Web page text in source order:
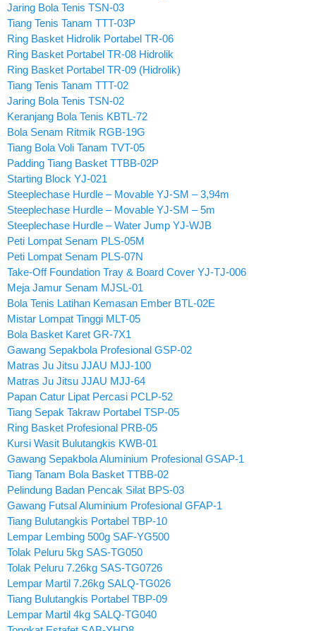
Jaring Bola Tenis TSN-03
Tiang Tenis Tanam TTT-03P
Ring Basket Hidrolik Portabel TR-06
Ring Basket Portabel TR-08 Hidrolik
Ring Basket Portabel TR-09 (Hidrolik)
Tiang Tenis Tanam TTT-02
Jaring Bola Tenis TSN-02
Keranjang Bola Tenis KBTL-72
Bola Senam Ritmik RGB-19G
Tiang Bola Voli Tanam TVT-05
Padding Tiang Basket TTBB-02P
Starting Block YJ-021
Steeplechase Hurdle – Movable YJ-SM – 3,94m
Steeplechase Hurdle – Movable YJ-SM – 5m
Steeplechase Hurdle – Water Jump YJ-WJB
Peti Lompat Senam PLS-05M
Peti Lompat Senam PLS-07N
Take-Off Foundation Tray & Board Cover YJ-TJ-006
Meja Jamur Senam MJSL-01
Bola Tenis Latihan Kemasan Ember BTL-02E
Mistar Lompat Tinggi MLT-05
Bola Basket Karet GR-7X1
Gawang Sepakbola Profesional GSP-02
Matras Ju Jitsu JJAU MJJ-100
Matras Ju Jitsu JJAU MJJ-64
Papan Catur Lipat Percasi PCLP-52
Tiang Sepak Takraw Portabel TSP-05
Ring Basket Profesional PRB-05
Kursi Wasit Bulutangkis KWB-01
Gawang Sepakbola Aluminium Profesional GSAP-1
Tiang Tanam Bola Basket TTBB-02
Pelindung Badan Pencak Silat BPS-03
Gawang Futsal Aluminium Profesional GFAP-1
Tiang Bulutangkis Portabel TBP-10
Lempar Lembing 500g SAF-YG500
Tolak Peluru 5kg SAS-TG050
Tolak Peluru 7.26kg SAS-TG0726
Lempar Martil 7.26kg SALQ-TG026
Tiang Bulutangkis Portabel TBP-09
Lempar Martil 4kg SALQ-TG040